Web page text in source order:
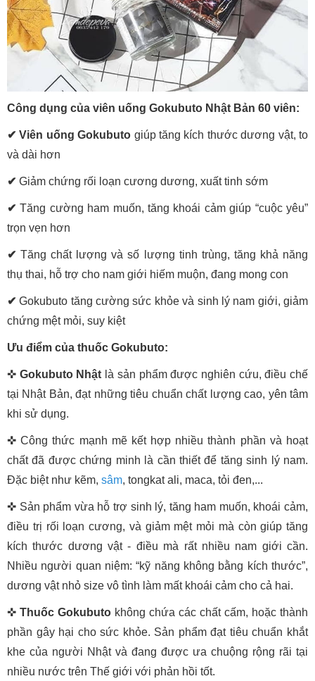
Công dụng của viên uống Gokubuto Nhật Bản 60 viên:
✔ Viên uống Gokubuto giúp tăng kích thước dương vật, to
và dài hơn
✔ Giảm chứng rối loạn cương dương, xuất tinh sớm
✔Tăng cường ham muốn, tăng khoái cảm giúp “cuộc yêu”
trọn vẹn hơn
✔Tăng chất lượng và số lượng tinh trùng, tăng khả năng
thụ thai, hỗ trợ cho nam giới hiếm muộn, đang mong con
✔Gokubuto tăng cường sức khỏe và sinh lý nam giới, giảm
chứng mệt mỏi, suy kiệt
Ưu điểm của thuốc Gokubuto:
✜ Gokubuto Nhật là sản phẩm được nghiên cứu, điều chế
tại Nhật Bản, đạt những tiêu chuẩn chất lượng cao, yên tâm
khi sử dụng.
✜ Công thức mạnh mẽ kết hợp nhiều thành phần và hoạt
chất đã được chứng minh là cần thiết để tăng sinh lý nam.
Đặc biệt như kẽm, sâm, tongkat ali, maca, tỏi đen,...
✜ Sản phẩm vừa hỗ trợ sinh lý, tăng ham muốn, khoái cảm,
điều trị rối loạn cương, và giảm mệt mỏi mà còn giúp tăng
kích thước dương vật - điều mà rất nhiều nam giới cần.
Nhiều người quan niệm: “kỹ năng không bằng kích thước”,
dương vật nhỏ size vô tình làm mất khoái cảm cho cả hai.
✜ Thuốc Gokubuto không chứa các chất cấm, hoặc thành
phần gây hại cho sức khỏe. Sản phẩm đạt tiêu chuẩn khắt
khe của người Nhật và đang được ưa chuộng rộng rãi tại
nhiều nước trên Thế giới với phản hồi tốt.